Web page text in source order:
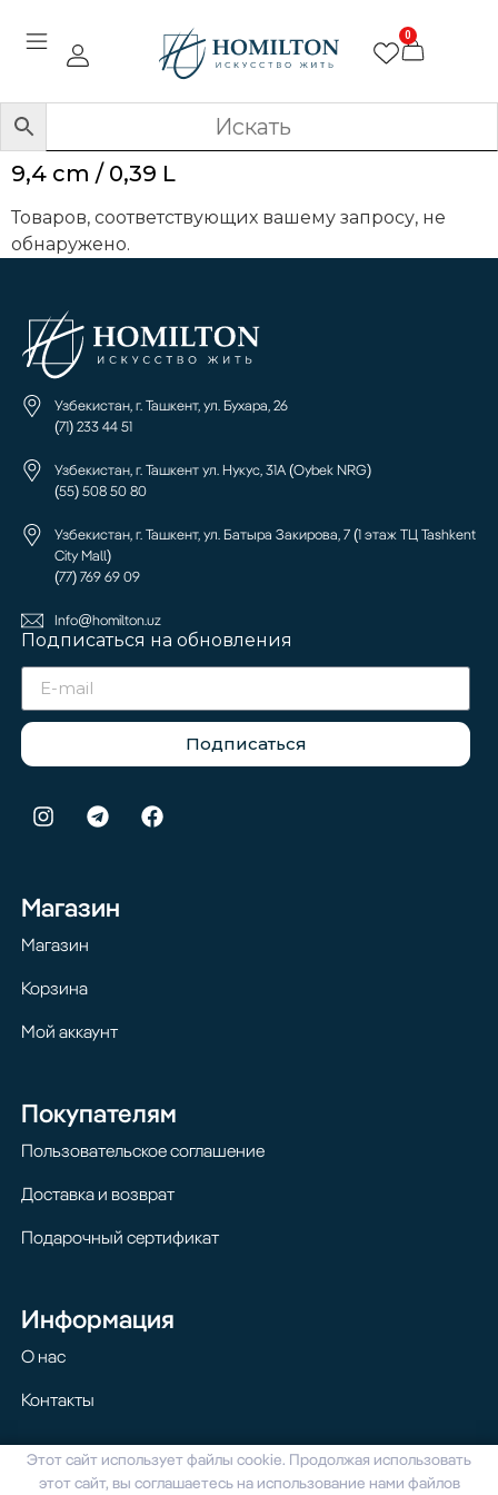
0
9,4 cm / 0,39 L
Товаров, соответствующих вашему запросу, не
обнаружено.
Узбекистан, г. Ташкент, ул. Бухара, 26
(71) 233 44 51
Узбекистан, г. Ташкент ул. Нукус, 31А (Oybek NRG)
(55) 508 50 80
Узбекистан, г. Ташкент, ул. Батыра Закирова, 7 (1 этаж ТЦ Tashkent
City Mall)
(77) 769 69 09
Info@homilton.uz
Подписаться на обновления
Подписаться
Магазин
Магазин
Корзина
Мой аккаунт
Покупателям
Пользовательское соглашение
Доставка и возврат
Подарочный сертификат
Информация
О нас
Контакты
© 2024 Homilton. Все права защищены
Этот сайт использует файлы cookie. Продолжая использовать
этот сайт, вы соглашаетесь на использование нами файлов